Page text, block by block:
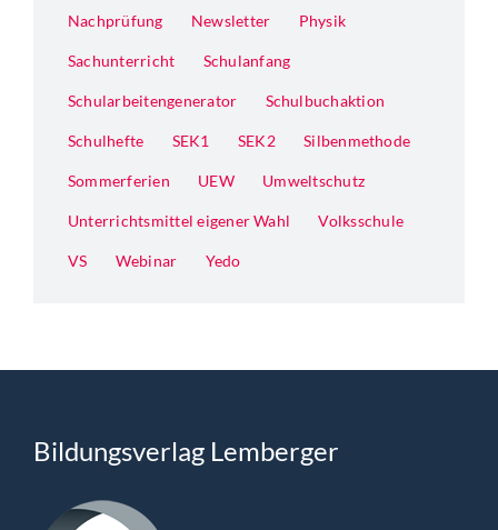
Nachprüfung Newsletter Physik
Sachunterricht Schulanfang
Schularbeitengenerator Schulbuchaktion
Schulhefte SEK1 SEK2 Silbenmethode
Sommerferien UEW Umweltschutz
Unterrichtsmittel eigener Wahl Volksschule
VS Webinar Yedo
Bildungsverlag Lemberger